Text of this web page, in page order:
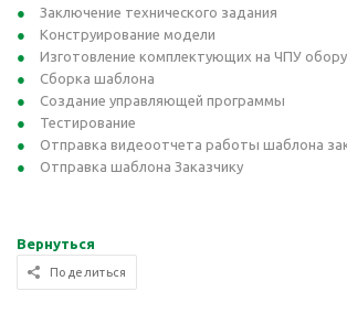
Заключение технического задания
Конструирование модели
Изготовление комплектующих на ЧПУ
Сборка шаблона
Создание управляющей программы
Тестирование
Отправка видеоотчета работы шаблона
Отправка шаблона Заказчику
Вернуться
Поделиться